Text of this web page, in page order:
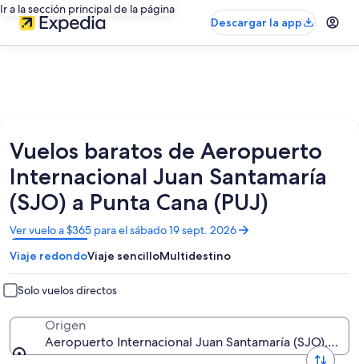
Ir a la sección principal de la página
Descargar la app
Vuelos baratos de Aeropuerto
Internacional Juan Santamaría
(SJO) a Punta Cana (PUJ)
Ver vuelo a $365 para el sábado 19 sept. 2026
Se
abrirá
en
una
nueva
ventana
Viaje redondoViaje sencilloMultidestino
Solo vuelos directos
Origen
Aeropuerto Internacional Juan Santamaría (SJO), San